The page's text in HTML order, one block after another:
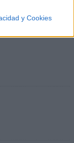
y Cookies